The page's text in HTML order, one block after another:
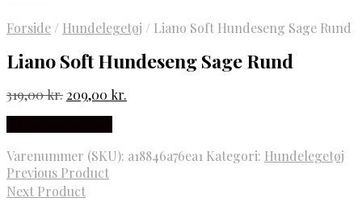
Forside / Hundelegetøj / Liano Soft Hundeseng Sage Rund
Liano Soft Hundeseng Sage Rund
319,00kr. Den
319,00 kr..
209,00 kr.
209,00 kr..
Varenummer (SKU): a18846a76ea1 Kategori: Hundelegetøj
Previous Product
Next Product